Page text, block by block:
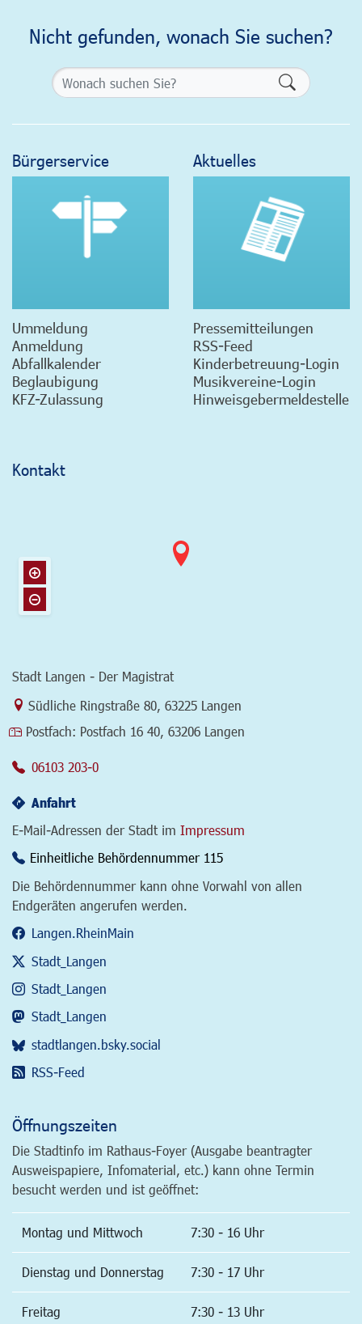
Nicht gefunden, wonach Sie suchen?
Bürgerservice
Ummeldung
Anmeldung
Abfallkalender
Beglaubigung
KFZ-Zulassung
Aktuelles
Pressemitteilungen
RSS-Feed
Kinderbetreuung-Login
Musikvereine-Login
Hinweisgebermeldestelle
Kontakt
Stadt Langen - Der Magistrat
Link zur Google-Maps Navigation
Südliche Ringstraße 80 63225 Langen
Postfach: Postfach 16 40, 63206 Langen
06103 203-0
Anfahrt
E-Mail-Adressen der Stadt im Impressum
Einheitliche Behördennummer 115
Die Behördennummer kann ohne Vorwahl von allen
Endgeräten angerufen werden.
Langen.RheinMain
Stadt_Langen
Stadt_Langen
Stadt_Langen
stadtlangen.bsky.social
RSS-Feed
Öffnungszeiten
Die Stadtinfo im Rathaus-Foyer (Ausgabe beantragter
Ausweispapiere, Infomaterial, etc.) kann ohne Termin
besucht werden und ist geöffnet:
Montag und Mittwoch 7:30 - 16 Uhr
Dienstag und Donnerstag 7:30 - 17 Uhr
Freitag 7:30 - 13 Uhr